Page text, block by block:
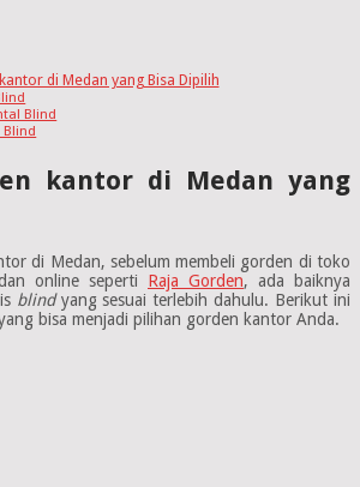
di Medan yang Bisa Dipilih
Blind
Blind
kantor di Medan yang
di Medan, sebelum membeli gorden di toko
online seperti Raja Gorden, ada baiknya
blindyang sesuai terlebih dahulu. Berikut ini
bisa menjadi pilihan gorden kantor Anda.